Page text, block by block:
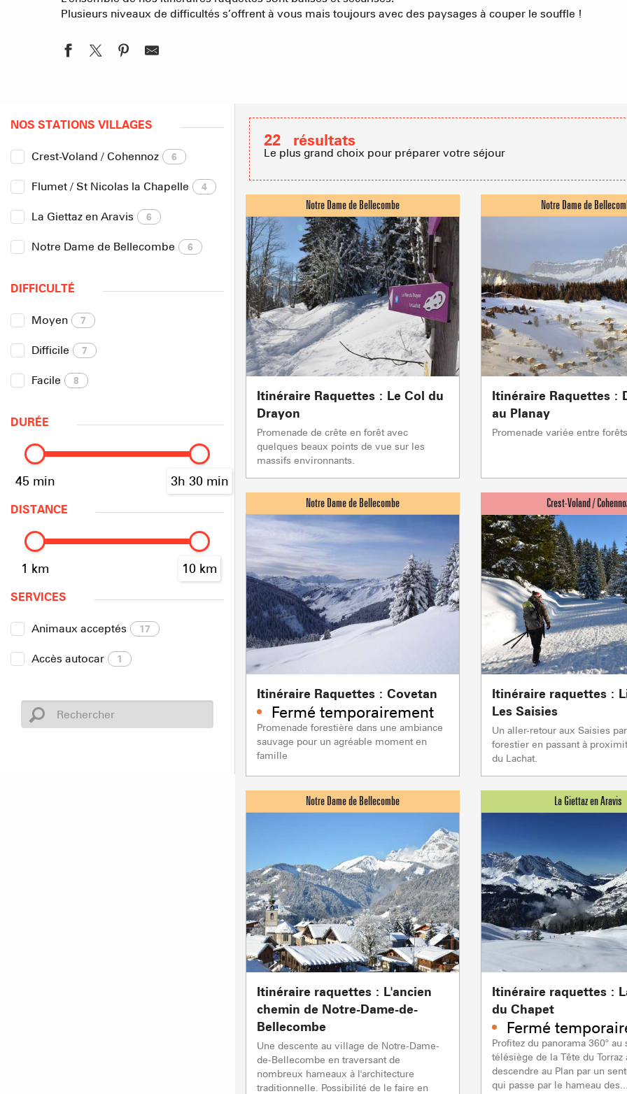
LA
ACTIVITÉS
PRODUCTEURS
Refuges et
Agences
Association
Sommet du Torraz
- 1930m
Sommet mont
Lachat- 1650m
Val d Arly
sommet- 2069m
Flumet- 1030m
REMONTÉES
mécaniques
5/5 Remontées mécaniques
1/1 Autres
En
TSF RAVINE
En
CAISSE JAILLET(MEGEVE)
En
Flumet
0/1
TS des Evettes
Mise à jour : 06 août 2026 - 16:55
Plusieurs niveaux de difficultés s’offrent à vous mais toujours avec des paysages à couper le souffle !
NOS STATIONS VILLAGES
Crest-Voland / Cohennoz 6
Flumet / St Nicolas la Chapelle 4
La Giettaz en Aravis 6
Notre Dame de Bellecombe 6
DIFFICULTÉ
Moyen 7
Difficile 7
Facile 8
DURÉE
45 min 3h 30 min
DISTANCE
1 km 10 km
SERVICES
Animaux acceptés 17
Accès autocar 1
22 résultats
Le plus grand choix pour préparer votre séjour
Itinéraire Raquettes : Le Col du
Drayon
Promenade de crête en forêt avec
quelques beaux points de vue sur les
massifs environnants.
Itinéraire Raquettes :
au Planay
Promenade variée entre
Itinéraire Raquettes : Covetan
Fermé temporairement
Promenade forestière dans une ambiance
sauvage pour un agréable moment en
famille
Itinéraire raquettes :
Les Saisies
Un aller-retour aux Saisies
forestier en passant à
du Lachat.
Itinéraire raquettes : L'ancien
chemin de Notre-Dame-de-
Bellecombe
Une descente au village de Notre-Dame-
de-Bellecombe en traversant de
nombreux hameaux à l'architecture
traditionnelle. Possibilité de le faire en
Itinéraire raquettes :
du Chapet
Fermé
Profitez du panorama 360°
télésiège de la Tête du Torraz
descendre au Plan par un
qui passe par le hameau des...